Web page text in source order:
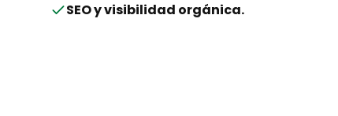
SEO y visibilidad orgánica.